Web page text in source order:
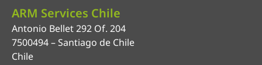
ARM Services Chile
Antonio Bellet 292 Of. 204
7500494 – Santiago de Chile
Chile